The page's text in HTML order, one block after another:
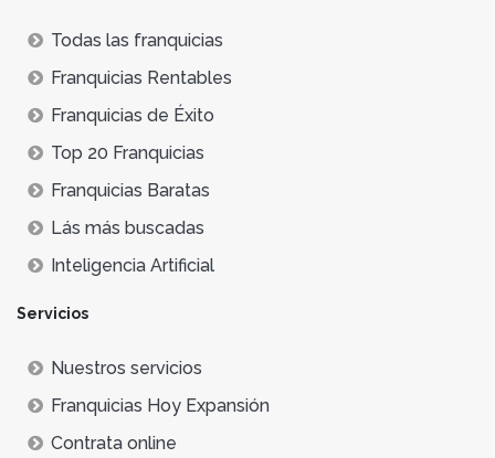
Todas las franquicias
Franquicias Rentables
Franquicias de Éxito
Top 20 Franquicias
Franquicias Baratas
Lás más buscadas
Inteligencia Artificial
Servicios
Nuestros servicios
Franquicias Hoy Expansión
Contrata online